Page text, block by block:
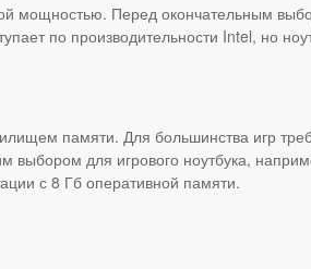
мощностью. Перед окончательным
по производительности Intel, но
памяти. Для большинства игр
для игрового ноутбука,
с 8 Гб оперативной памяти.